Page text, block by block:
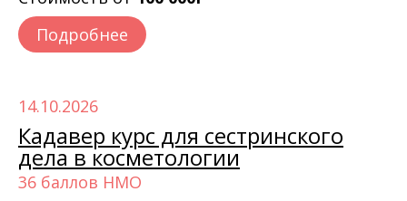
Подробнее
14.10.2026
Кадавер курс для сестринского
дела в косметологии
36 баллов НМО